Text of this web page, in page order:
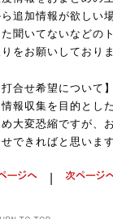
ら追加情報が欲しい
聞いてないなどの
をお願いしており
合せ希望について
報収集を目的とし
め大変恐縮ですが、
せできればと思いま